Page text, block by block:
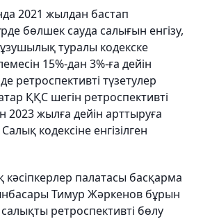
2021 жылдан бастап
бөлшек сауда салығын енгізу,
туралы кодекске
15%-дан 3%-ға дейін
ретроспективті түзетулер
ҚҚС шегін ретроспективті
2023 жылға дейін арттыруға
кодексіне енгізілген
кәсіпкерлер палатасы басқарма
Тимур Жәркенов бұрын
ретроспективті бөлу